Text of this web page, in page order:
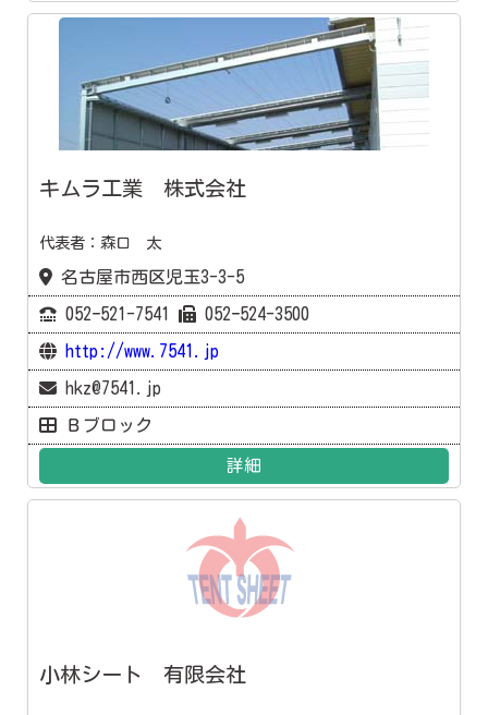
キムラ工業 株式会社
代表者：森口 太
名古屋市西区児玉3-3-5
052ｰ521-7541 052ｰ524-3500
http://www.7541.jp
hkz@7541.jp
Ｂブロック
詳細
小林シート 有限会社